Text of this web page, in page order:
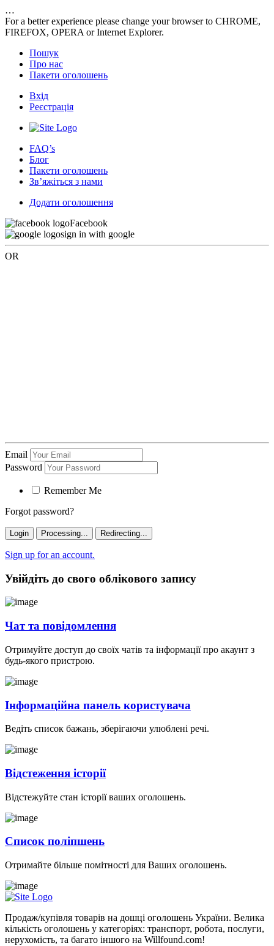
…
For a better experience please change your browser to CHROME,
FIREFOX, OPERA or Internet Explorer.
Пошук
Про нас
Пакети оголошень
Вхід
Реєстрація
FAQ’s
Блог
Пакети оголошень
Зв’яжіться з нами
Додати оголошення
Facebook
sign in with google
OR
Email
Password
Remember Me
Forgot password?
Login Processing... Redirecting...
Sign up for an account.
Увійдіть до свого облікового запису
Чат та повідомлення
Отримуйте доступ до своїх чатів та інформації про акаунт з
будь-якого пристрою.
Інформаційна панель користувача
Ведіть список бажань, зберігаючи улюблені речі.
Відстеження історії
Відстежуйте стан історії ваших оголошень.
Список поліпшень
Отримайте більше помітності для Ваших оголошень.
Продаж/купівля товарів на дошці оголошень України. Велика
кількість оголошень у категоріях: транспорт, робота, послуги,
нерухомість, та багато іншого на Willfound.com!